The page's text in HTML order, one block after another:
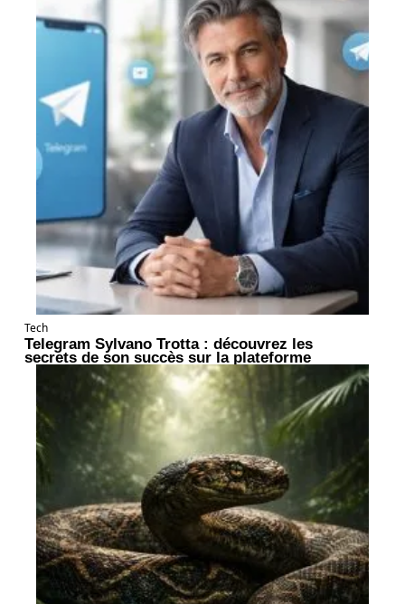
Tech
Telegram Sylvano Trotta : découvrez les
secrets de son succès sur la plateforme